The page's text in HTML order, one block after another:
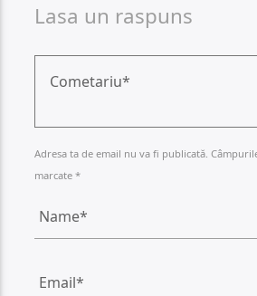
Lasa un raspuns
Adresa ta de email nu va fi publicată.
marcate *